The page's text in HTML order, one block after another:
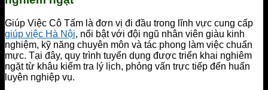
Giúp Việc Cô Tấm là đơn vị đi đầu trong lĩnh vực cung cấp
giúp việc Hà Nội, nổi bật với đội ngũ nhân viên giàu kinh
nghiệm, kỹ năng chuyên môn và tác phong làm việc chuẩn
mực. Tại đây, quy trình tuyển dụng được triển khai nghiêm
ngặt từ khâu kiểm tra lý lịch, phỏng vấn trực tiếp đến huấn
luyện nghiệp vụ.